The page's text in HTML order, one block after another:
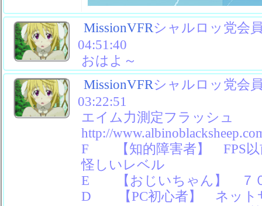
MissionVFRシャルロッ党会
04:51:40
おはよ～
MissionVFRシャルロッ党会
03:22:51
エイム力測定フラッシュ
http://
F 【知的障害者】 FPS以
怪しいレベル
E 【おじいちゃん】 ７０
D 【PC初心者】 ネット